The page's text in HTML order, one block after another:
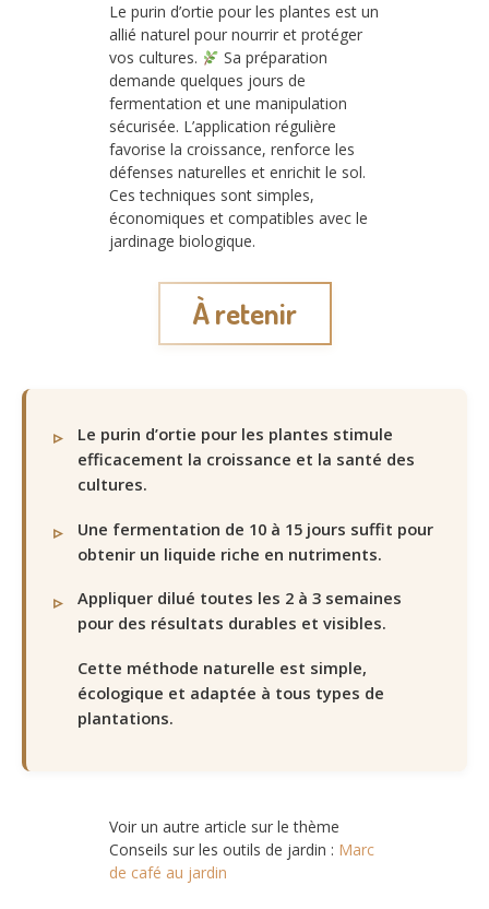
Le purin d’ortie pour les plantes est un
allié naturel pour nourrir et protéger
vos cultures.
Sa préparation
demande quelques jours de
fermentation et une manipulation
sécurisée. L’application régulière
favorise la croissance, renforce les
défenses naturelles et enrichit le sol.
Ces techniques sont simples,
économiques et compatibles avec le
jardinage biologique.
À retenir
Le purin d’ortie pour les plantes stimule
efficacement la croissance et la santé des
cultures.
Une fermentation de 10 à 15 jours suffit pour
obtenir un liquide riche en nutriments.
Appliquer dilué toutes les 2 à 3 semaines
pour des résultats durables et visibles.
Cette méthode naturelle est simple,
écologique et adaptée à tous types de
plantations.
Voir un autre article sur le thème
Conseils sur les outils de jardin : Marc
de café au jardin